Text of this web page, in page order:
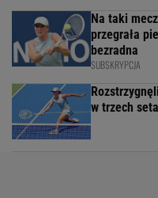
Na taki
przegrała
bezradna
SUBSKRYPCJA
w trzech